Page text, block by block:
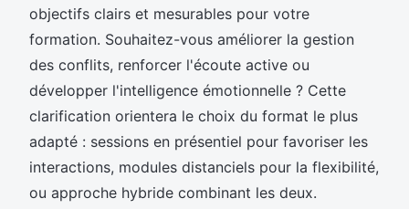
objectifs clairs et mesurables pour votre
formation. Souhaitez-vous améliorer la gestion
des conflits, renforcer l'écoute active ou
développer l'intelligence émotionnelle ? Cette
clarification orientera le choix du format le plus
adapté : sessions en présentiel pour favoriser les
interactions, modules distanciels pour la flexibilité,
ou approche hybride combinant les deux.